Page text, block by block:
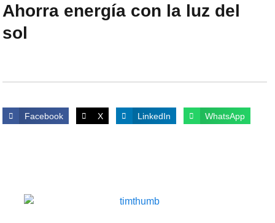
Ahorra energía con la luz del
sol
Facebook X LinkedIn WhatsApp